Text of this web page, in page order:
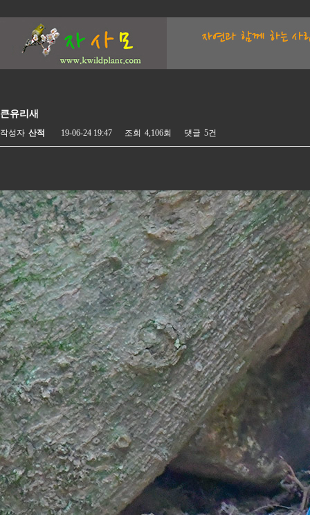
큰유리새
작성자 산적 19-06-24 19:47 조회 4,106회 댓글 5건